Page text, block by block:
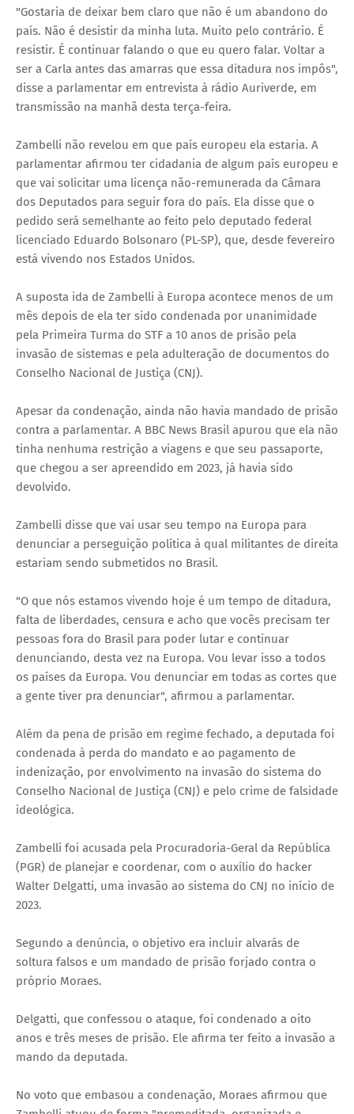
"Gostaria de deixar bem claro que não é um abandono do
país. Não é desistir da minha luta. Muito pelo contrário. É
resistir. É continuar falando o que eu quero falar. Voltar a
ser a Carla antes das amarras que essa ditadura nos impôs",
disse a parlamentar em entrevista à rádio Auriverde, em
transmissão na manhã desta terça-feira.
Zambelli não revelou em que país europeu ela estaria. A
parlamentar afirmou ter cidadania de algum país europeu e
que vai solicitar uma licença não-remunerada da Câmara
dos Deputados para seguir fora do país. Ela disse que o
pedido será semelhante ao feito pelo deputado federal
licenciado Eduardo Bolsonaro (PL-SP), que, desde fevereiro
está vivendo nos Estados Unidos.
A suposta ida de Zambelli à Europa acontece menos de um
mês depois de ela ter sido condenada por unanimidade
pela Primeira Turma do STF a 10 anos de prisão pela
invasão de sistemas e pela adulteração de documentos do
Conselho Nacional de Justiça (CNJ).
Apesar da condenação, ainda não havia mandado de prisão
contra a parlamentar. A BBC News Brasil apurou que ela não
tinha nenhuma restrição a viagens e que seu passaporte,
que chegou a ser apreendido em 2023, já havia sido
devolvido.
Zambelli disse que vai usar seu tempo na Europa para
denunciar a perseguição política à qual militantes de direita
estariam sendo submetidos no Brasil.
"O que nós estamos vivendo hoje é um tempo de ditadura,
falta de liberdades, censura e acho que vocês precisam ter
pessoas fora do Brasil para poder lutar e continuar
denunciando, desta vez na Europa. Vou levar isso a todos
os países da Europa. Vou denunciar em todas as cortes que
a gente tiver pra denunciar", afirmou a parlamentar.
Além da pena de prisão em regime fechado, a deputada foi
condenada à perda do mandato e ao pagamento de
indenização, por envolvimento na invasão do sistema do
Conselho Nacional de Justiça (CNJ) e pelo crime de falsidade
ideológica.
Zambelli foi acusada pela Procuradoria-Geral da República
(PGR) de planejar e coordenar, com o auxílio do hacker
Walter Delgatti, uma invasão ao sistema do CNJ no início de
2023.
Segundo a denúncia, o objetivo era incluir alvarás de
soltura falsos e um mandado de prisão forjado contra o
próprio Moraes.
Delgatti, que confessou o ataque, foi condenado a oito
anos e três meses de prisão. Ele afirma ter feito a invasão a
mando da deputada.
No voto que embasou a condenação, Moraes afirmou que